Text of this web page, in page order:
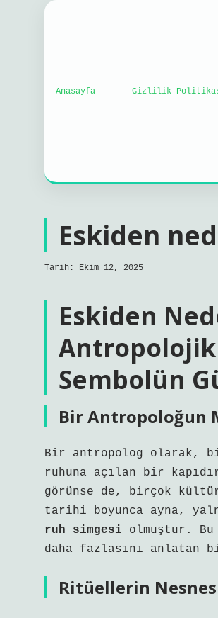
Anasayfa Gizlilik
Eskiden
Tarih: Ekim 12, 2025
Eskiden
Antropolojik
Sembolün
Bir Antropoloğun
Bir antropolog olarak, bir
ruhuna açılan bir
görünse de, birçok
tarihi boyunca ayna,
ruh simgesi olmuştur. Bu
daha fazlasını
Ritüellerin